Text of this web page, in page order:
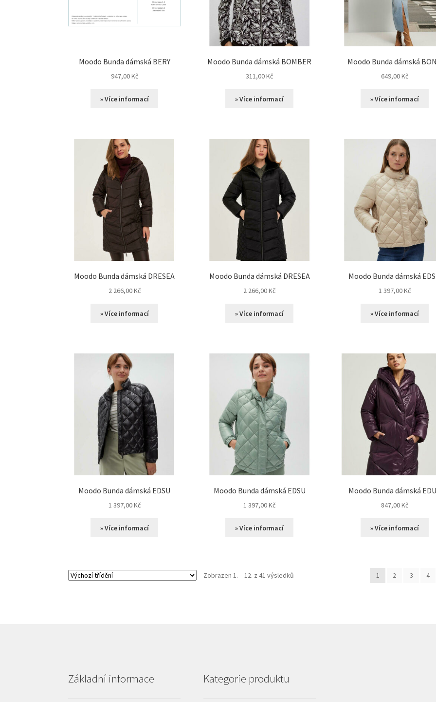
Moodo Bunda dámská BERY
947,00Kč
» Více informací
Moodo Bunda dámská BOMBER
311,00Kč
» Více informací
Moodo Bunda dámská
649,00Kč
» Více informací
Moodo Bunda dámská DRESEA
2 266,00Kč
» Více informací
Moodo Bunda dámská DRESEA
2 266,00Kč
» Více informací
Moodo Bunda dámská
1 397,00Kč
» Více informací
Moodo Bunda dámská EDSU
1 397,00Kč
» Více informací
Moodo Bunda dámská EDSU
1 397,00Kč
» Více informací
Moodo Bunda dámská
847,00Kč
» Více informací
Zobrazen 1. – 12. z 41 výsledků 1 2 3 4
Základní informace Kategorie produktu